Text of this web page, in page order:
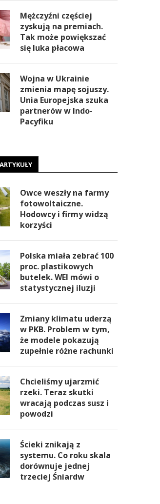
Mężczyźni częściej
zyskują na premiach.
Tak może powiększać
się luka płacowa
Wojna w Ukrainie
zmienia mapę sojuszy.
Unia Europejska szuka
partnerów w Indo-
Pacyfiku
Owce weszły na farmy
fotowoltaiczne.
Hodowcy i firmy widzą
korzyści
Polska miała zebrać 100
proc. plastikowych
butelek. WEI mówi o
statystycznej iluzji
Zmiany klimatu uderzą
w PKB. Problem w tym,
że modele pokazują
zupełnie różne rachunki
Chcieliśmy ujarzmić
rzeki. Teraz skutki
wracają podczas susz i
powodzi
Ścieki znikają z
systemu. Co roku skala
dorównuje jednej
trzeciej Śniardw